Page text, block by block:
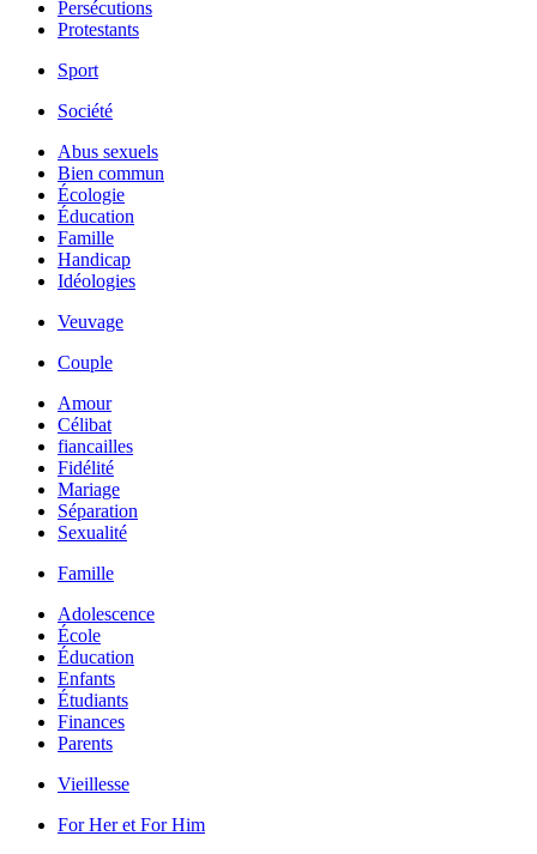
Persécutions
Protestants
Sport
Société
Abus sexuels
Bien commun
Écologie
Éducation
Famille
Handicap
Idéologies
Veuvage
Couple
Amour
Célibat
fiancailles
Fidélité
Mariage
Séparation
Sexualité
Famille
Adolescence
École
Éducation
Enfants
Étudiants
Finances
Parents
Vieillesse
For Her et For Him